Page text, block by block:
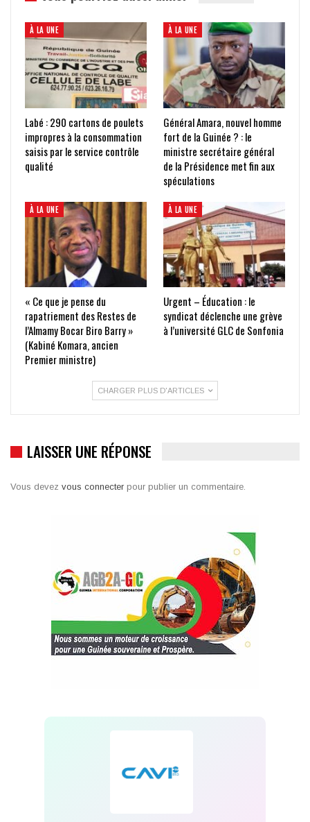
À LA UNE
Labé : 290 cartons de poulets
impropres à la consommation
saisis par le service contrôle
qualité
À LA UNE
Général Amara, nouvel homme
fort de la Guinée ? : le
ministre secrétaire général
de la Présidence met fin aux
spéculations
À LA UNE
« Ce que je pense du
rapatriement des Restes de
l’Almamy Bocar Biro Barry »
(Kabiné Komara, ancien
Premier ministre)
À LA UNE
Urgent – Éducation : le
syndicat déclenche une grève
à l’université GLC de Sonfonia
CHARGER PLUS D'ARTICLES
LAISSER UNE RÉPONSE
Vous devez vous connecter pour publier un commentaire.